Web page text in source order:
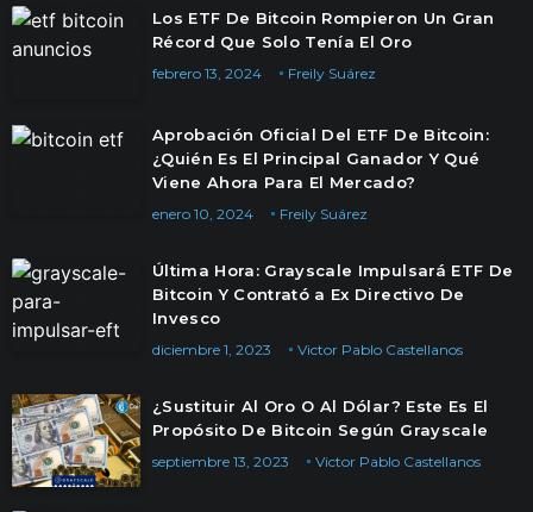
Los ETF De Bitcoin Rompieron Un Gran
Récord Que Solo Tenía El Oro
Freily Suárez
febrero 13, 2024
Aprobación Oficial Del ETF De Bitcoin:
¿Quién Es El Principal Ganador Y Qué
Viene Ahora Para El Mercado?
Freily Suárez
enero 10, 2024
Última Hora: Grayscale Impulsará ETF De
Bitcoin Y Contrató a Ex Directivo De
Invesco
Victor Pablo Castellanos
diciembre 1, 2023
¿Sustituir Al Oro O Al Dólar? Este Es El
Propósito De Bitcoin Según Grayscale
Victor Pablo Castellanos
septiembre 13, 2023